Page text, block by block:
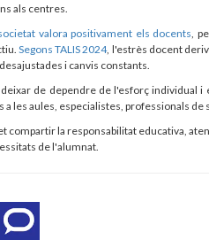
als centres.
valora positivament els docents ,
Segons TALIS 2024, l'estrès docent
i canvis constants.
de dependre de l'esforç individual i
les aules, especialistes, professionals de
compartir la responsabilitat educativa,
de l'alumnat.